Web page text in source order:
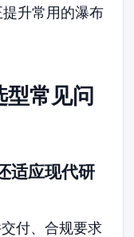
升常用的瀑布
常见问
适应现代研
付、合规要求